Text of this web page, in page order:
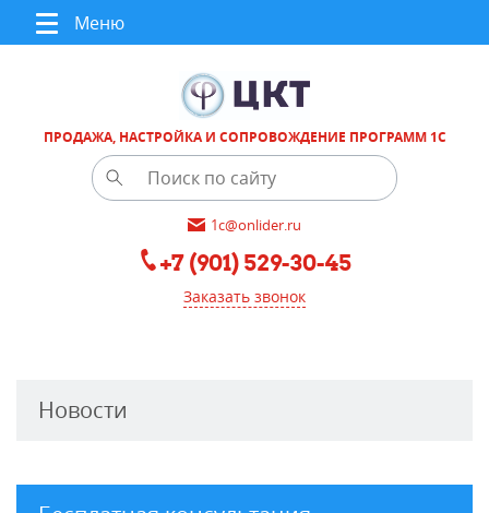
Меню
ПРОДАЖА, НАСТРОЙКА И СОПРОВОЖДЕНИЕ ПРОГРАММ 1С
1c@onlider.ru
+7 (901) 529-30-45
Заказать звонок
Новости